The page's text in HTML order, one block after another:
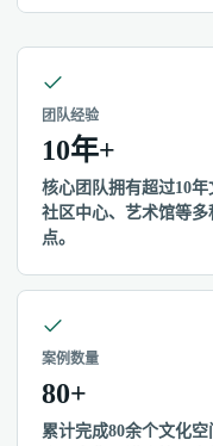
团队经验
10年+
核心团队拥有超过10年
社区中心、艺术馆等
点。
案例数量
80+
累计完成80余个文化